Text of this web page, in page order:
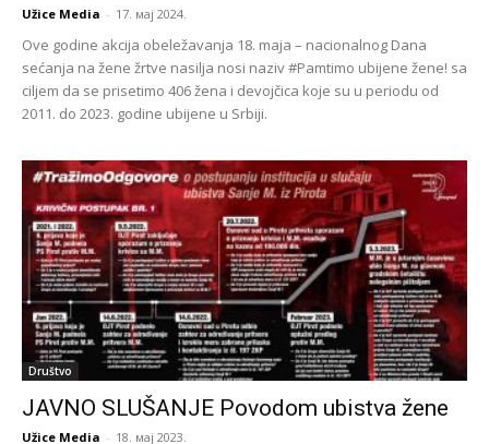
Užice Media - 17. мај 2024.
Ove godine akcija obeležavanja 18. maja – nacionalnog Dana
sećanja na žene žrtve nasilja nosi naziv #Pamtimo ubijene žene! sa
ciljem da se prisetimo 406 žena i devojčica koje su u periodu od
2011. do 2023. godine ubijene u Srbiji.
Društvo
JAVNO SLUŠANJE Povodom ubistva žene
Užice Media - 18. мај 2023.